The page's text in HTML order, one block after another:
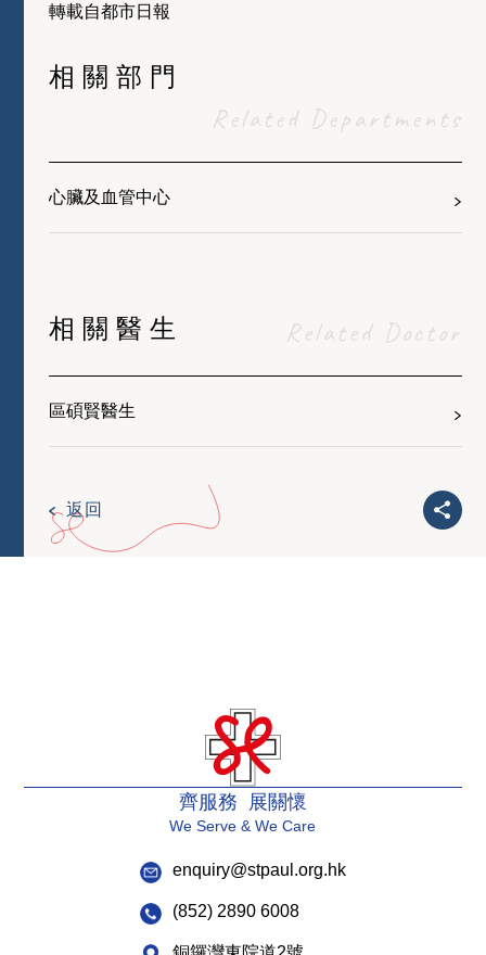
轉載自都市日報
相關部門
Related Departments
心臟及血管中心
相關醫生 Related Doctor
區碩賢醫生
返回
齊服務 展關懷
We Serve & We Care
enquiry@stpaul.org.hk
(852) 2890 6008